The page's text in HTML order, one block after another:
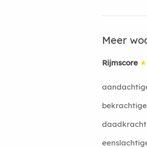
Meer
Rijmscore